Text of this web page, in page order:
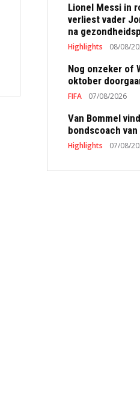
Lionel Messi in
verliest vader
na
Highlights 08/08/
Nog onzeker of
oktober
FIFA 07/08/2026
Van Bommel
bondscoach
Highlights 07/08/